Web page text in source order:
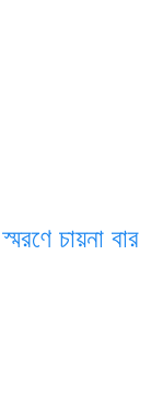
চায়না বার